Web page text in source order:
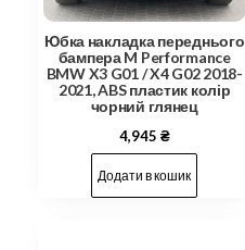
Юбка накладка переднього
бампера M Performance
BMW X3 G01 / X4 G02 2018-
2021, ABS пластик колір
чорний глянец
4,945 ₴
Додати в кошик